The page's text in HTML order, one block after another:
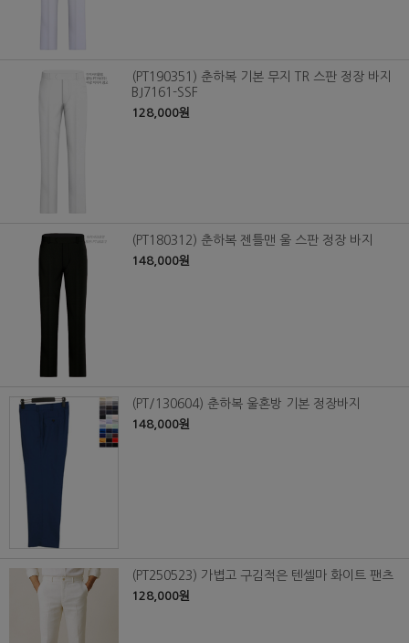
(PT190351) 춘하복 기본 무지 TR 스판 정장 바지
BJ7161-SSF
128,000원
(PT180312) 춘하복 젠틀맨 울 스판 정장 바지
148,000원
(PT/130604) 춘하복 울혼방 기본 정장바지
148,000원
(PT250523) 가볍고 구김적은 텐셀마 화이트 팬츠
128,000원